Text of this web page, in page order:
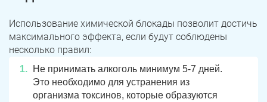
Использование химической блокады позволит достичь
максимального эффекта, если будут соблюдены
несколько правил:
Не принимать алкоголь минимум 5-7 дней.
Это необходимо для устранения из
организма токсинов, которые образуются